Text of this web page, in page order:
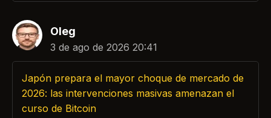
Oleg
3 de ago de 2026 20:41
Japón prepara el mayor choque de mercado de
2026: las intervenciones masivas amenazan el
curso de Bitcoin